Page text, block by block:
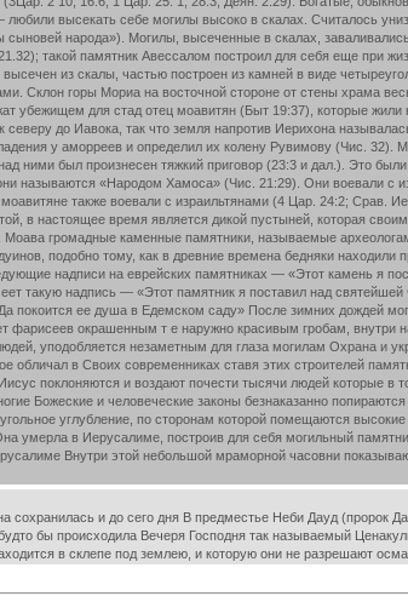
высекать себе могилы высоко в скалах. Считалось
народа»). Могилы, высеченные в скалах,
такой памятник Авессалом построил для себя еще при
из скалы, частью построен из камней в виде
Склон горы Мориа на восточной стороне от стены храма
убежищем для стад отец моавитян (Быт 19:37), которые жили
до Иавока, так что земля напротив Иерихона
у аморреев и определил их колену Рувимову (Чис. 32).
ними был произнесен тяжкий приговор (23:3 и дал.). Это были
называются «Народом Хамоса» (Чис. 21:29). Они воевали с
также воевали с израильтянами (4 Цар. 24:2; Срав.
в настоящее время является дикой пустыней, которая
громадные каменные памятники, называемые
подобно тому, как в древние времена бедняки находили
надписи на еврейских памятниках — «Этот камень я
такую надпись — «Этот памятник я поставил над святейшей
покоится ее душа в Едемском саду» После зимних дождей
фарисеев окрашенным т е наружно красивым гробам, внутри
уподобляется незаметным для глаза могилам Охрана и
в Своих современниках ставя этих строителей
поклоняются и воздают почести тысячи людей которые в
Божеские и человеческие законы безнаказанно
углубление, по сторонам которой помещаются
умерла в Иерусалиме, построив для себя могильный
Внутри этой небольшой мраморной часовни
и до сего дня В предместье Неби Дауд (пророк
бы происходила Вечеря Господня так называемый
в склепе под землею, и которую они не разрешают